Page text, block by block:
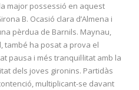
major possessió en aquest
B. Ocasió clara d’Almena i
pèrdua de Barnils. Maynau,
també ha posat a prova el
pausa i més tranquil·litat amb la
dels joves gironins. Partidàs
multiplicant-se davant